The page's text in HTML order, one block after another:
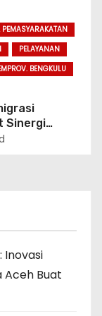
PELAYANAN
BENGKULU
Sinergi
Melalui
Inovasi
Aceh Buat